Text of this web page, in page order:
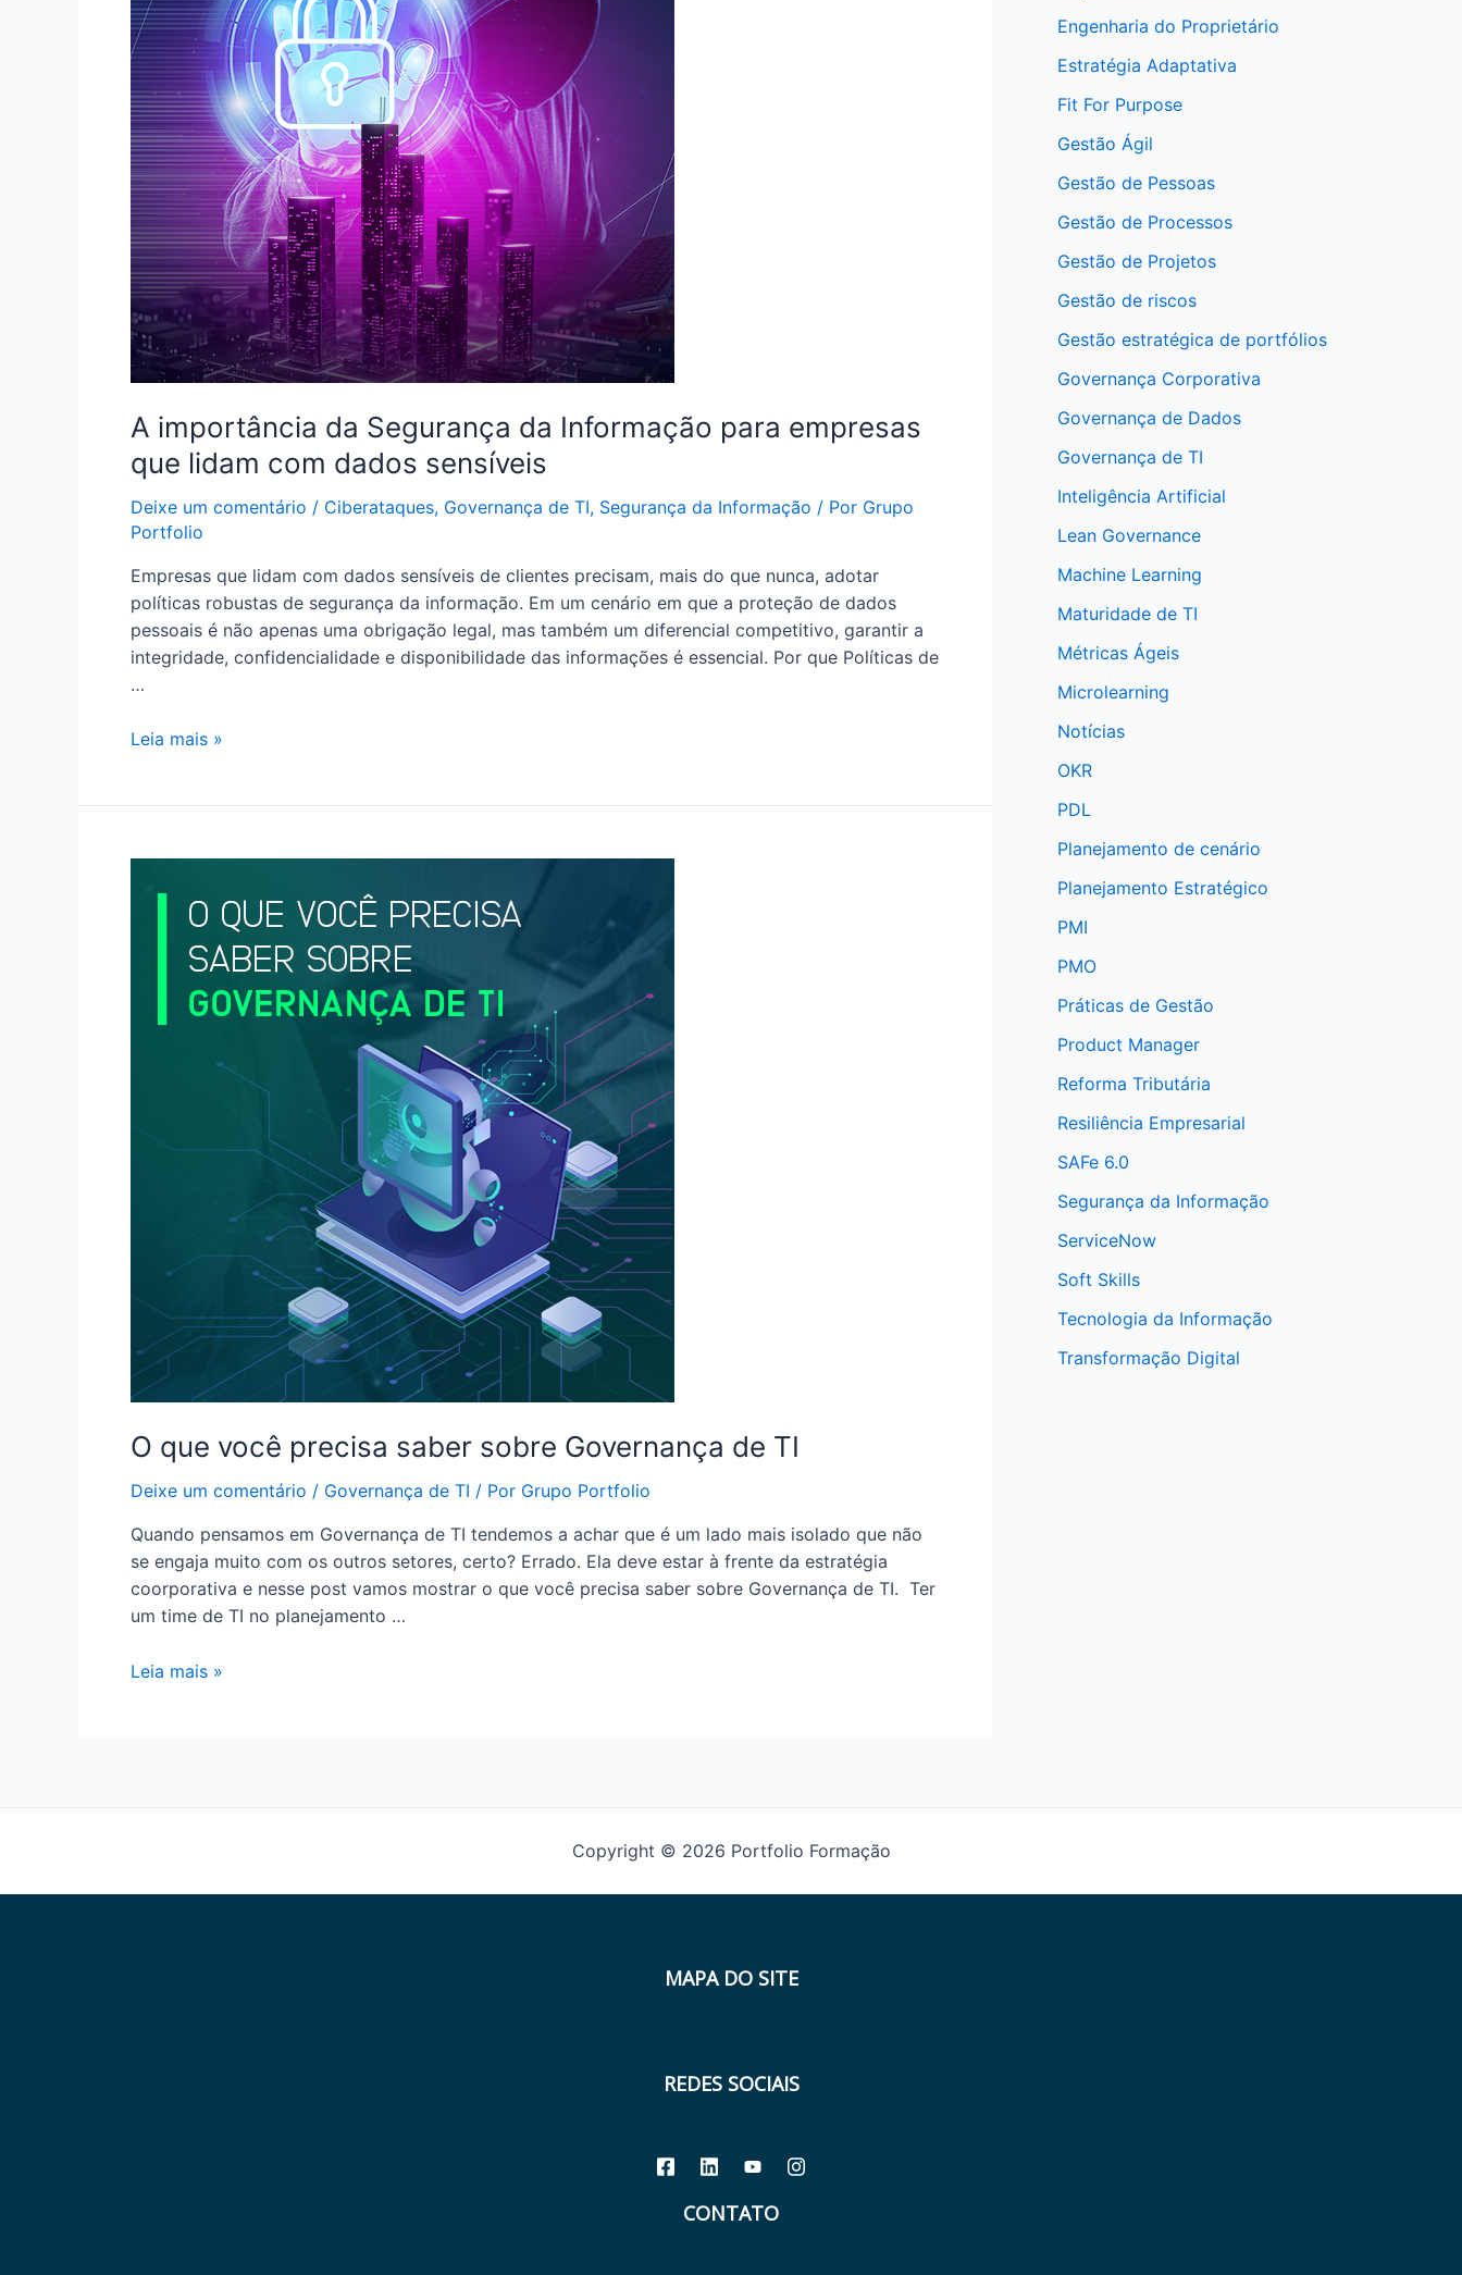
A importância da Segurança da Informação para empresas
que lidam com dados sensíveis
Deixe um comentário / Ciberataques, Governança de TI, Segurança da Informação / Por Grupo
Portfolio
Empresas que lidam com dados sensíveis de clientes precisam, mais do que nunca, adotar
políticas robustas de segurança da informação. Em um cenário em que a proteção de dados
pessoais é não apenas uma obrigação legal, mas também um diferencial competitivo, garantir a
integridade, confidencialidade e disponibilidade das informações é essencial. Por que Políticas de
…
Leia mais »
O que você precisa saber sobre Governança de TI
Deixe um comentário / Governança de TI / Por Grupo Portfolio
Quando pensamos em Governança de TI tendemos a achar que é um lado mais isolado que não
se engaja muito com os outros setores, certo? Errado. Ela deve estar à frente da estratégia
coorporativa e nesse post vamos mostrar o que você precisa saber sobre Governança de TI. Ter
um time de TI no planejamento …
Leia mais »
Engenharia do Proprietário
Estratégia Adaptativa
Fit For Purpose
Gestão Ágil
Gestão de Pessoas
Gestão de Processos
Gestão de Projetos
Gestão de riscos
Gestão estratégica de portfólios
Governança Corporativa
Governança de Dados
Governança de TI
Inteligência Artificial
Lean Governance
Machine Learning
Maturidade de TI
Métricas Ágeis
Microlearning
Notícias
OKR
PDL
Planejamento de cenário
Planejamento Estratégico
PMI
PMO
Práticas de Gestão
Product Manager
Reforma Tributária
Resiliência Empresarial
SAFe 6.0
Segurança da Informação
ServiceNow
Soft Skills
Tecnologia da Informação
Transformação Digital
Copyright © 2026 Portfolio Formação
MAPA DO SITE
REDES SOCIAIS
CONTATO